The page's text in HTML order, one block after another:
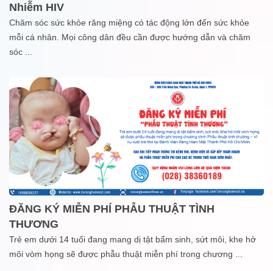
Nhiễm HIV
Chăm sóc sức khỏe răng miệng có tác động lớn đến sức khỏe
mỗi cá nhân. Mọi công dân đều cần được hướng dẫn và chăm
sóc
ĐĂNG KÝ MIỄN PHÍ PHẪU THUẬT TÌNH
THƯƠNG
Trẻ em dưới 14 tuổi đang mang dị tật bẩm sinh, sứt môi, khe hở
môi vòm họng sẽ được phẫu thuật miễn phí trong chương